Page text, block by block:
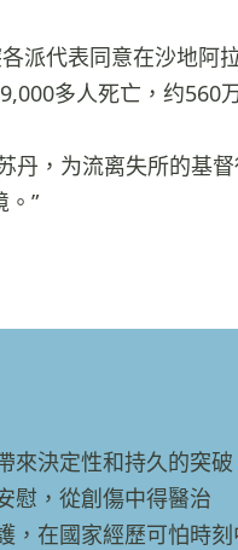
派代表同意在沙地阿
多人死亡，约560
丹，为流离失所的基
”
來決定性和持久的突破
慰，從創傷中得醫治
，在國家經歷可怕時